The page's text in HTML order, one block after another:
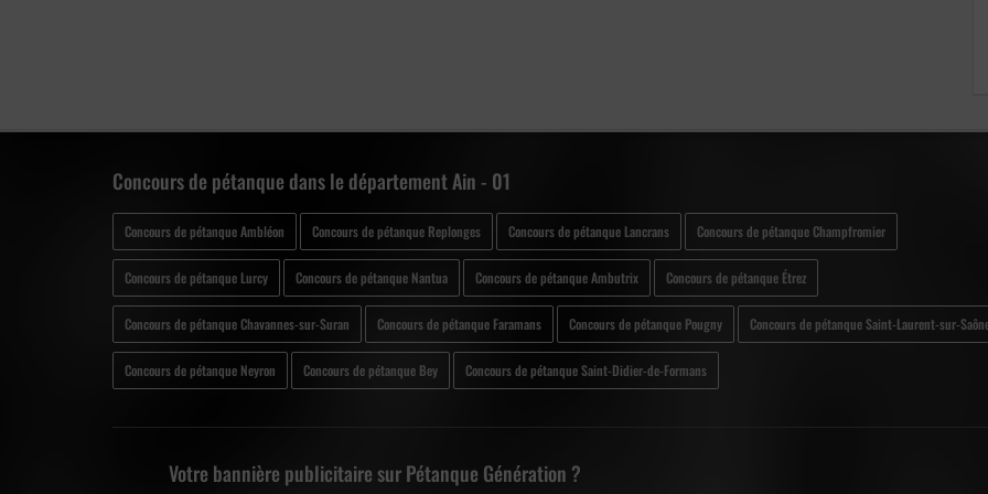
Concours de pétanque dans le département Ain - 01
Concours de pétanque Ambléon Concours de pétanque Replonges Concours de pétanque Lancrans Concours de pétanque Champfromier
Concours de pétanque Lurcy Concours de pétanque Nantua Concours de pétanque Ambutrix Concours de pétanque Étrez
Concours de pétanque Chavannes-sur-Suran Concours de pétanque Faramans Concours de pétanque Pougny Concours de pétanque Saint-Laurent-sur-
Concours de pétanque Neyron Concours de pétanque Bey Concours de pétanque Saint-Didier-de-Formans
Votre bannière publicitaire sur Pétanque Génération ?